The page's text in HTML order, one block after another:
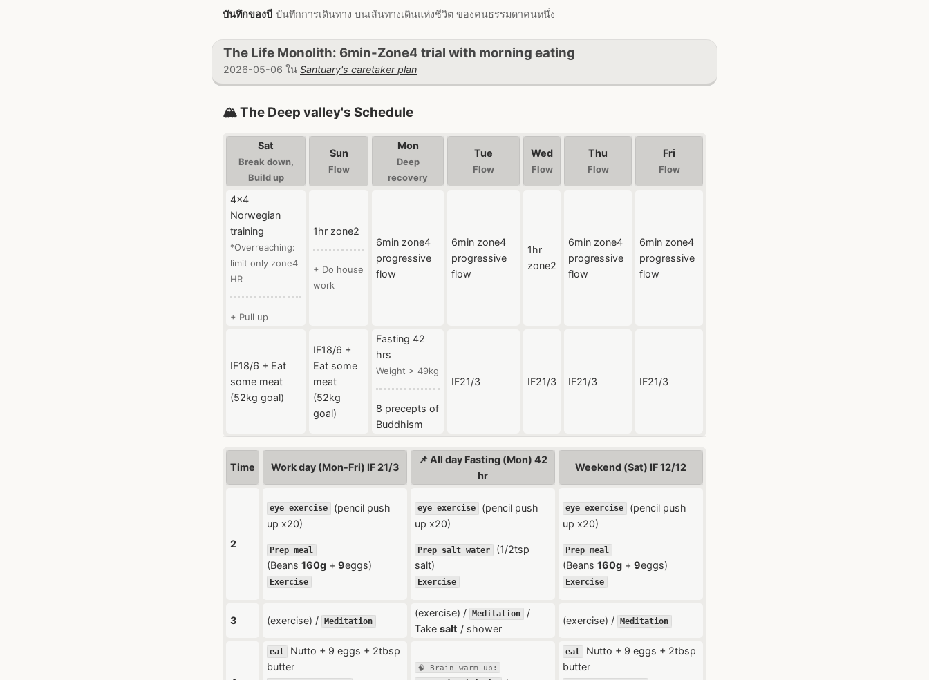
บันทึกของบี บันทึกการเดินทาง บนเส้นทางเดินแห่งชีวิต ของคนธรรมดาคนหนึ่ง
The Life Monolith: 6min-Zone4 trial with morning eating
2026-05-06 ใน Santuary's caretaker plan
🏔️ The Deep valley's Schedule
Sat
Break down,
Build up
Sun
Flow
Mon
Deep
recovery
Tue
Flow
Wed
Flow
Thu
Flow
Fri
Flow
4x4
Norwegian
training
*Overreaching:
limit only zone4
HR
+ Pull up
1hr zone2
+ Do house
work
6min zone4
progressive
flow
6min zone4
progressive
flow
1hr
zone2
6min zone4
progressive
flow
6min zone4
progressive
flow
IF18/6 + Eat
some meat
(52kg goal)
IF18/6 +
Eat some
meat
(52kg
goal)
Fasting 42
hrs
Weight > 49kg
8 precepts of
Buddhism
IF21/3 IF21/3 IF21/3 IF21/3
Time Work day (Mon-Fri) IF 21/3
📌 All day Fasting (Mon) 42
hr
Weekend (Sat) IF 12/12
2
eye exercise
(pencil push
up x20)
Prep meal
(Beans 160g+ 9eggs)
Exercise
eye exercise
(pencil push
up x20)
Prep salt water
(1/2tsp
salt)
Exercise
eye exercise
(pencil push
up x20)
Prep meal
(Beans 160g+ 9eggs)
Exercise
3 (exercise) / Meditation
(exercise) / Meditation
/
Take salt / shower
(exercise) / Meditation
eat
Nutto + 9 eggs + 2tbsp
butter
🧠 Brain warm up:
eat
Nutto + 9 eggs + 2tbsp
butter